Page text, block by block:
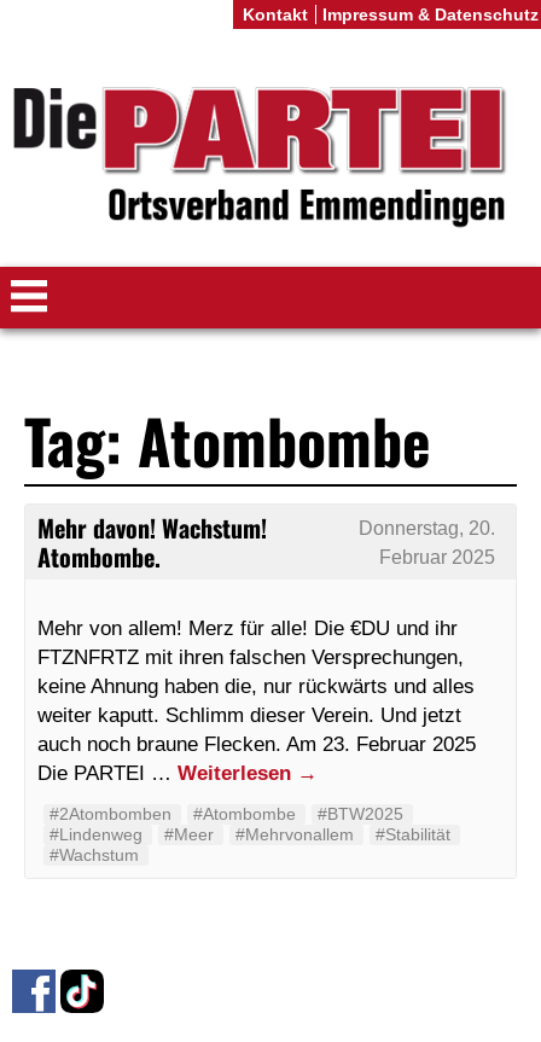
Tag: Atombombe
Mehr davon! Wachstum!
Atombombe.
Donnerstag, 20.
Februar 2025
Mehr von allem! Merz für alle! Die €DU und ihr
FTZNFRTZ mit ihren falschen Versprechungen,
keine Ahnung haben die, nur rückwärts und alles
weiter kaputt. Schlimm dieser Verein. Und jetzt
auch noch braune Flecken. Am 23. Februar 2025
Die PARTEI … Weiterlesen →
#2Atombomben #Atombombe
#BTW2025
#Lindenweg
#Meer #Mehrvonallem
#Stabilität
#Wachstum
Kontakt Impressum & Datenschutz